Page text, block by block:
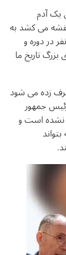
یک آدم
می کشد به
در دوره و
بزرگ تاریخ ما
وقتی از زمان ما و سال ۲۰۱۷ حرف زده می شود
جمهور
نشده است و